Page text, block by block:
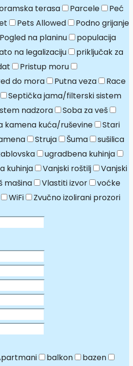
terasa Parcele
Peć
Pets Allowed
Podno grijanje
Pogled na planinu
populacija
na legalizaciju
priključak za
Pristup moru
do mora Putna veza
Race
Septička jama/filterski sistem
nadzora
Soba za veš
kamena kuća/ruševine
Stari
Struja Šuma
sušilica
ugradbena kuhinja
kuhinja Vanjski roštilj
Vanjski
mašina Vlastiti izvor
voćke
WiFi Zvučno izolirani prozori
balkon
bazen